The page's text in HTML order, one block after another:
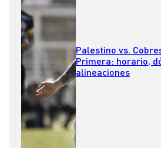
Palestino vs.
Primera: horario,
alineaciones